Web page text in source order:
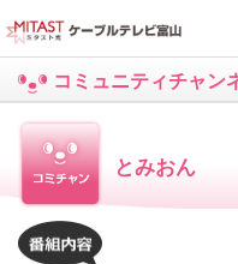
コミュニティチャン
とみおん